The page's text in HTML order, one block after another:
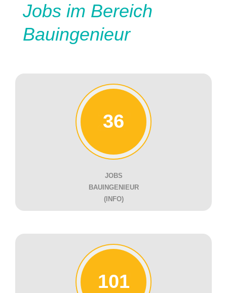
Jobs im Bereich
Bauingenieur
36
JOBS
BAUINGENIEUR
(INFO)
101